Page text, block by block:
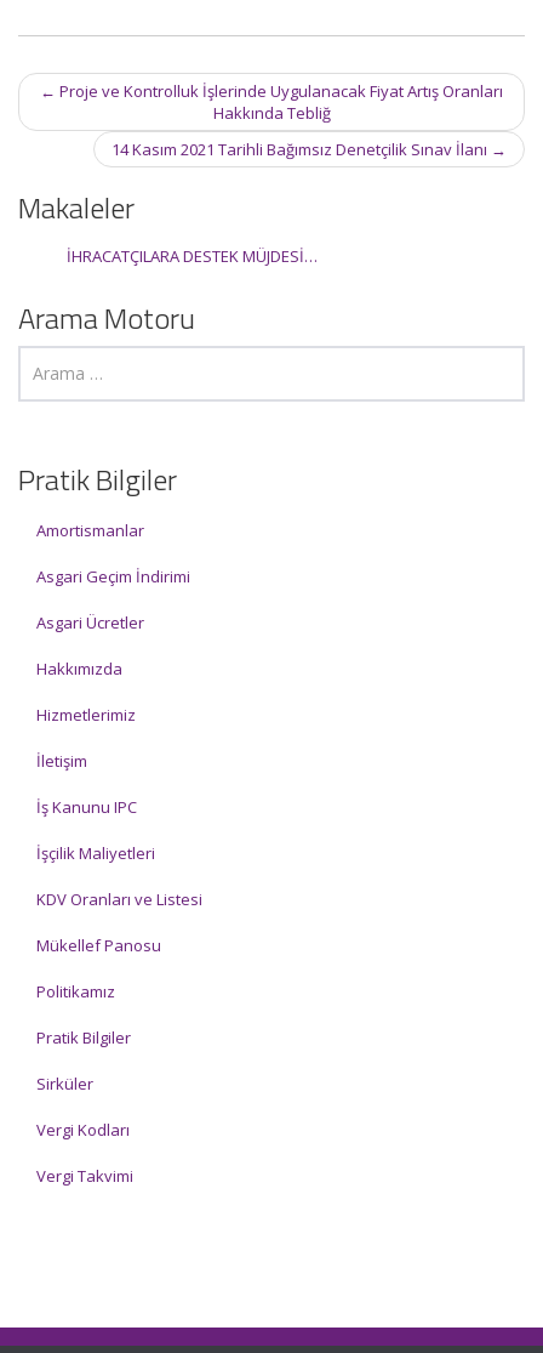
Post
navigation
← Proje ve Kontrolluk İşlerinde Uygulanacak Fiyat Artış Oranları
Hakkında Tebliğ
14 Kasım 2021 Tarihli Bağımsız Denetçilik Sınav İlanı →
Makaleler
İHRACATÇILARA DESTEK MÜJDESİ…
Arama Motoru
Pratik Bilgiler
Amortismanlar
Asgari Geçim İndirimi
Asgari Ücretler
Hakkımızda
Hizmetlerimiz
İletişim
İş Kanunu IPC
İşçilik Maliyetleri
KDV Oranları ve Listesi
Mükellef Panosu
Politikamız
Pratik Bilgiler
Sirküler
Vergi Kodları
Vergi Takvimi